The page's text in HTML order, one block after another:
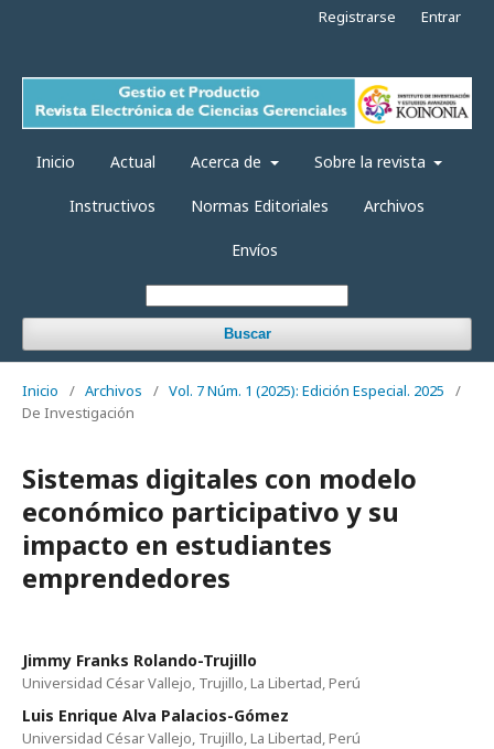
Inicio Actual Acerca de Sobre la revista
Instructivos Normas Editoriales Archivos
Envíos
Buscar
Registrarse Entrar
Inicio / Archivos / Vol. 7 Núm. 1 (2025): Edición Especial. 2025
/
De Investigación
Sistemas digitales con modelo
económico participativo y su
impacto en estudiantes
emprendedores
Jimmy Franks Rolando-Trujillo
Universidad César Vallejo, Trujillo, La Libertad, Perú
Luis Enrique Alva Palacios-Gómez
Universidad César Vallejo, Trujillo, La Libertad, Perú